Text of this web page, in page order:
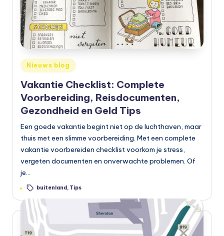
Geplaatst
in
Nieuws blog
Vakantie Checklist: Complete
Voorbereiding, Reisdocumenten,
Gezondheid en Geld Tips
Een goede vakantie begint niet op de luchthaven, maar
thuis met een slimme voorbereiding. Met een complete
vakantie voorbereiden checklist voorkom je stress,
vergeten documenten en onverwachte problemen. Of
je…
Tags: buitenland , Tips